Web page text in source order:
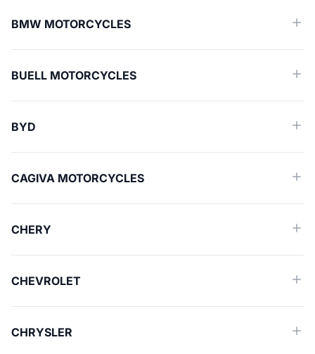
BMW MOTORCYCLES
BUELL MOTORCYCLES
BYD
CAGIVA MOTORCYCLES
CHERY
CHEVROLET
CHRYSLER